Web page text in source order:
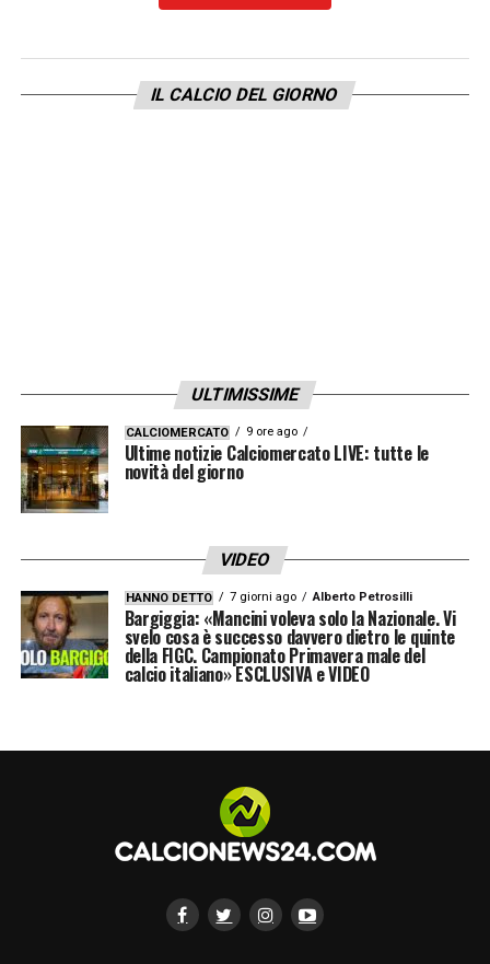
LA PLAYLIST DELLE NOSTRE TOP NEWS
IL CALCIO DEL GIORNO
ULTIMISSIME
CALCIOMERCATO 9 ore ago
Ultime notizie Calciomercato LIVE: tutte le
novità del giorno
VIDEO
HANNO DETTO 7 giorni ago Alberto Petrosilli
Bargiggia: «Mancini voleva solo la Nazionale. Vi
svelo cosa è successo davvero dietro le quinte
della FIGC. Campionato Primavera male del
calcio italiano» ESCLUSIVA e VIDEO